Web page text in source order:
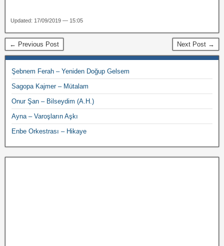
Updated: 17/09/2019 — 15:05
← Previous Post Next Post →
Şebnem Ferah – Yeniden Doğup Gelsem
Sagopa Kajmer – Mütalam
Onur Şan – Bilseydim (A.H.)
Ayna – Varoşların Aşkı
Enbe Orkestrası – Hikaye